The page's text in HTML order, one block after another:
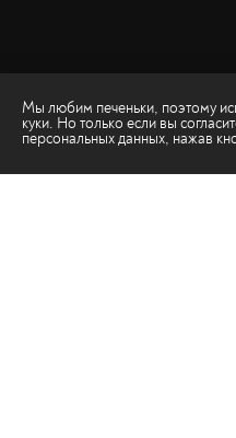
Мы любим печеньки, поэтому
куки. Но только если вы
персональных данных, нажав